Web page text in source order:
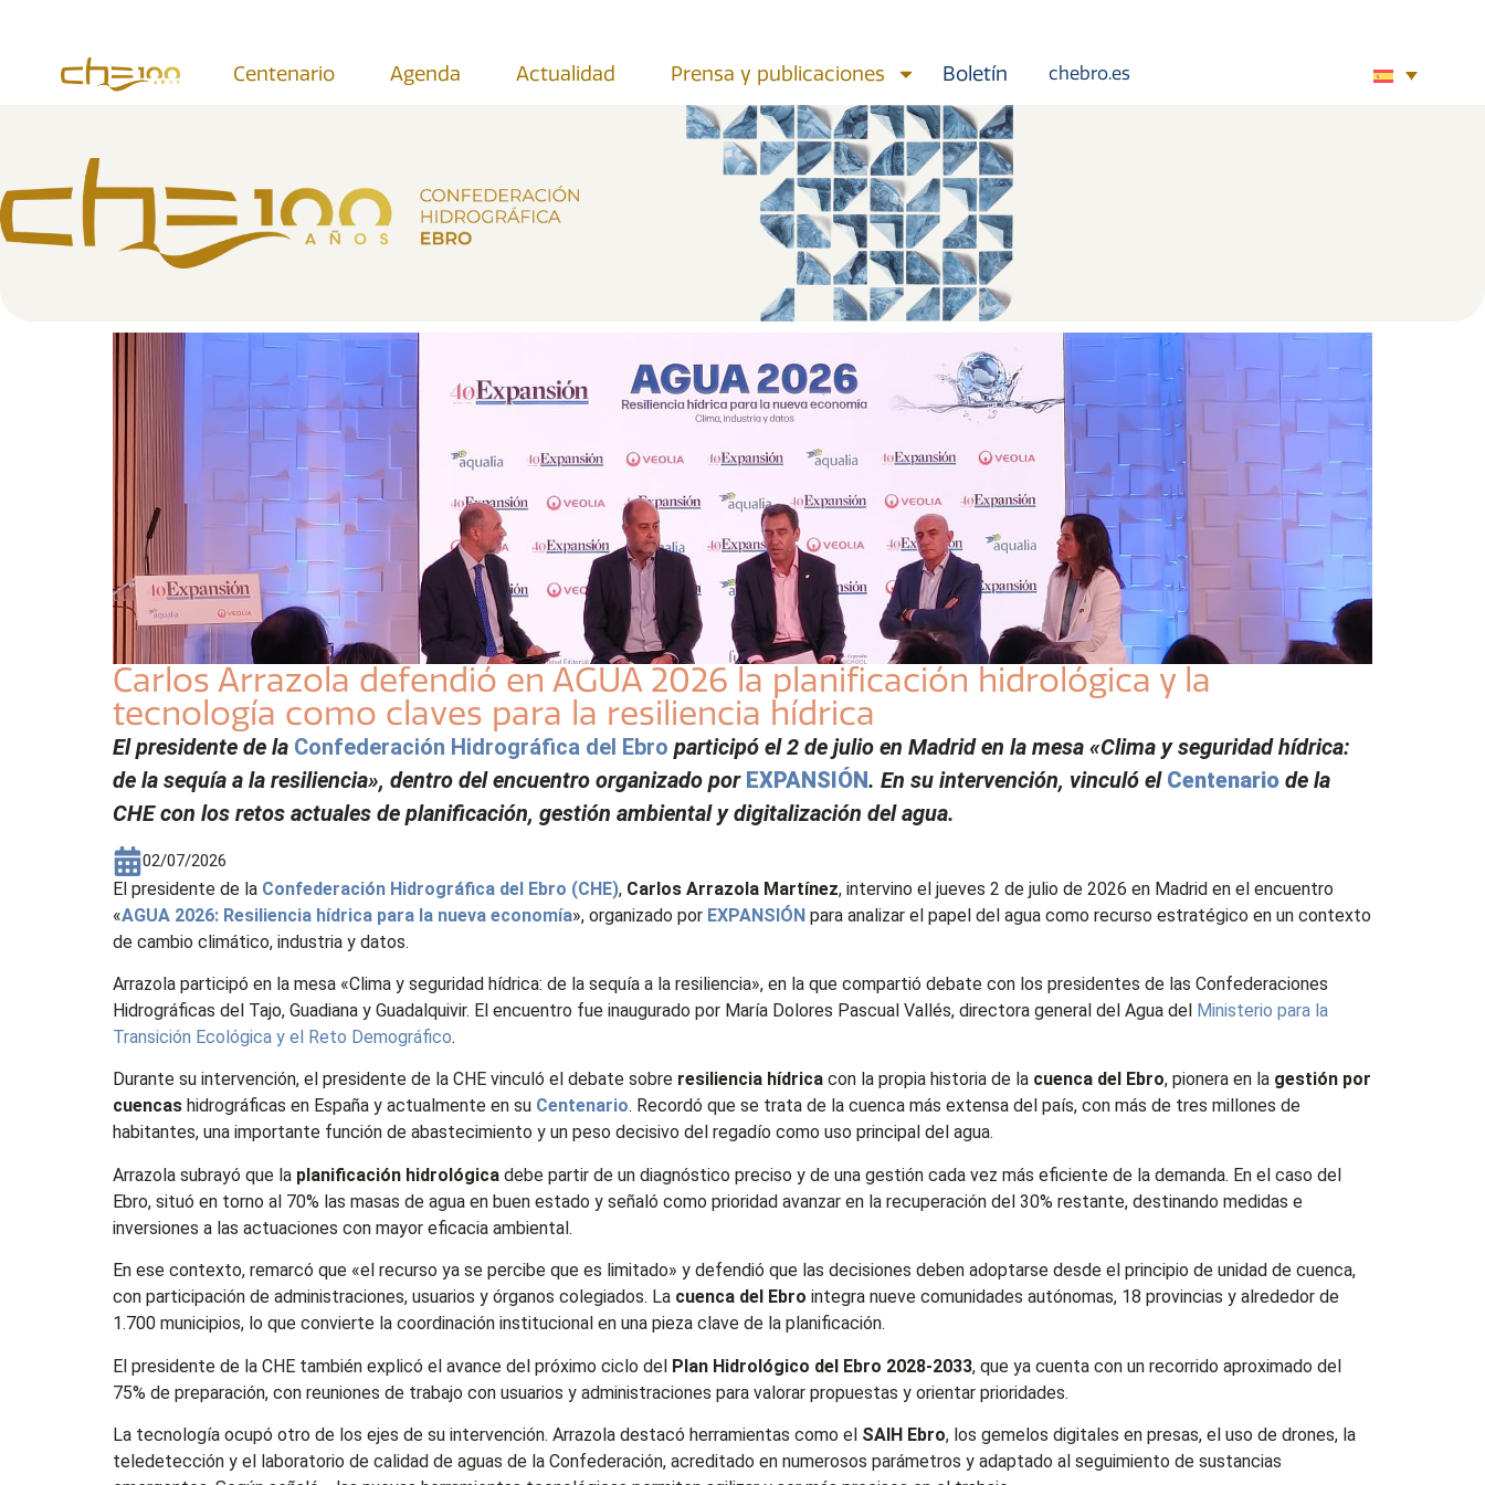
Centenario Agenda Actualidad Prensa y publicaciones Boletín chebro.es
Carlos Arrazola defendió en AGUA 2026 la planificación hidrológica y la
tecnología como claves para la resiliencia hídrica
El presidente de la Confederación Hidrográfica del Ebro participó el 2 de julio en Madrid en la mesa «Clima y seguridad hídrica:
de la sequía a la resiliencia», dentro del encuentro organizado por EXPANSIÓN. En su intervención, vinculó el Centenario de la
CHE con los retos actuales de planificación, gestión ambiental y digitalización del agua.
02/07/2026
El presidente de la Confederación Hidrográfica del Ebro (CHE), Carlos Arrazola Martínez, intervino el jueves 2 de julio de 2026 en Madrid en el encuentro
«AGUA 2026: Resiliencia hídrica para la nueva economía», organizado por EXPANSIÓN para analizar el papel del agua como recurso estratégico en un contexto
de cambio climático, industria y datos.
Arrazola participó en la mesa «Clima y seguridad hídrica: de la sequía a la resiliencia», en la que compartió debate con los presidentes de las Confederaciones
Hidrográficas del Tajo, Guadiana y Guadalquivir. El encuentro fue inaugurado por María Dolores Pascual Vallés, directora general del Agua del Ministerio para la
Transición Ecológica y el Reto Demográfico.
Durante su intervención, el presidente de la CHE vinculó el debate sobre resiliencia hídrica con la propia historia de la cuenca del Ebro, pionera en la gestión por
cuencas hidrográficas en España y actualmente en su Centenario. Recordó que se trata de la cuenca más extensa del país, con más de tres millones de
habitantes, una importante función de abastecimiento y un peso decisivo del regadío como uso principal del agua.
Arrazola subrayó que la planificación hidrológica debe partir de un diagnóstico preciso y de una gestión cada vez más eficiente de la demanda. En el caso del
Ebro, situó en torno al 70% las masas de agua en buen estado y señaló como prioridad avanzar en la recuperación del 30% restante, destinando medidas e
inversiones a las actuaciones con mayor eficacia ambiental.
En ese contexto, remarcó que «el recurso ya se percibe que es limitado» y defendió que las decisiones deben adoptarse desde el principio de unidad de cuenca,
con participación de administraciones, usuarios y órganos colegiados. La cuenca del Ebro integra nueve comunidades autónomas, 18 provincias y alrededor de
1.700 municipios, lo que convierte la coordinación institucional en una pieza clave de la planificación.
El presidente de la CHE también explicó el avance del próximo ciclo del Plan Hidrológico del Ebro 2028-2033, que ya cuenta con un recorrido aproximado del
75% de preparación, con reuniones de trabajo con usuarios y administraciones para valorar propuestas y orientar prioridades.
La tecnología ocupó otro de los ejes de su intervención. Arrazola destacó herramientas como el SAIH Ebro, los gemelos digitales en presas, el uso de drones, la
teledetección y el laboratorio de calidad de aguas de la Confederación, acreditado en numerosos parámetros y adaptado al seguimiento de sustancias